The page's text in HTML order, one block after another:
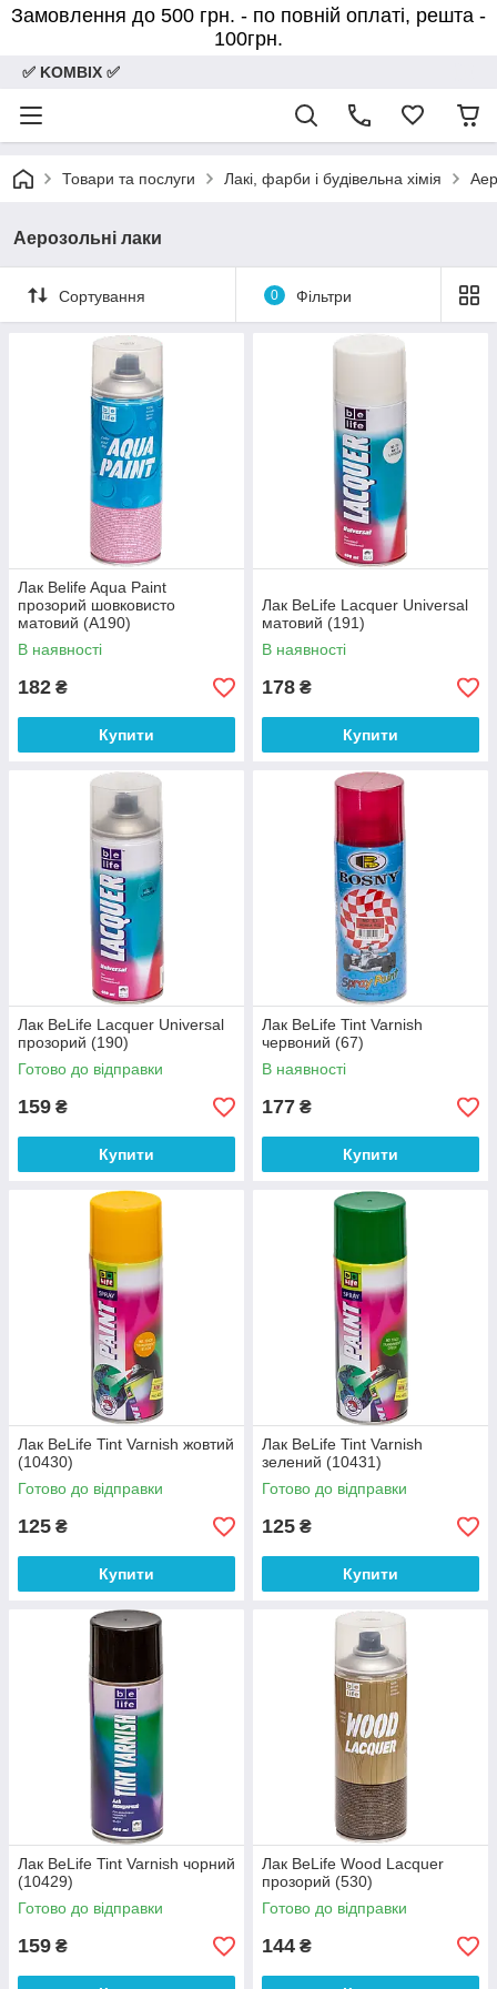
Замовлення до 500 грн. - по повній оплаті, решта -
100грн.
✅ KOMBIX ✅
Товари та послуги Лакі, фарби і будівельна хімія
Аерозольні лаки
Сортування 0 Фільтри
Лак Belife Aqua Paint
прозорий шовковисто
матовий (А190)
В наявності
182 ₴
Купити
Лак BeLife Lacquer Universal
матовий (191)
В наявності
178 ₴
Купити
Лак BeLife Lacquer Universal
прозорий (190)
Готово до відправки
159 ₴
Купити
Лак BeLife Tint Varnish
червоний (67)
В наявності
177 ₴
Купити
Лак BeLife Tint Varnish жовтий
(10430)
Готово до відправки
125 ₴
Купити
Лак BeLife Tint Varnish
зелений (10431)
Готово до відправки
125 ₴
Купити
Лак BeLife Tint Varnish чорний
(10429)
Готово до відправки
159 ₴
Лак BeLife Wood Lacquer
прозорий (530)
Готово до відправки
144 ₴